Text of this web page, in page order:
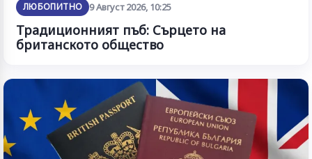
ЛЮБОПИТНО 9 Август 2026, 10:25
Традиционният пъб: Сърцето на
британското общество